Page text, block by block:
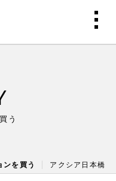
う
ンを買う アクシア日本橋